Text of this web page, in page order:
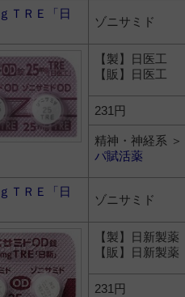
ＴＲＥ「日
ゾニサミド
【製】日医工
【販】日医工
231円
精神・神経系 ＞
パ賦活薬
ＴＲＥ「日
ゾニサミド
【製】日新製薬
【販】日新製薬
231円